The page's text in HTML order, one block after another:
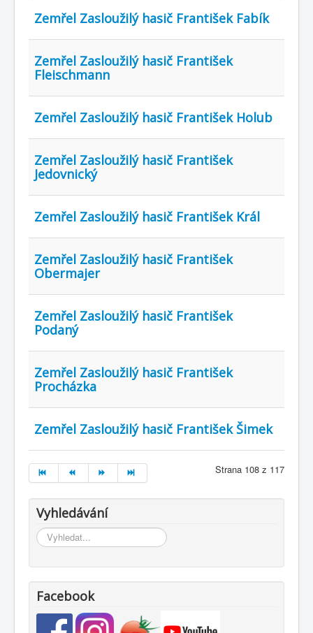
Zemřel Zasloužilý hasič František Fabík
Zemřel Zasloužilý hasič František
Fleischmann
Zemřel Zasloužilý hasič František Holub
Zemřel Zasloužilý hasič František
Jedovnický
Zemřel Zasloužilý hasič František Král
Zemřel Zasloužilý hasič František
Obermajer
Zemřel Zasloužilý hasič František
Podaný
Zemřel Zasloužilý hasič František
Procházka
Zemřel Zasloužilý hasič František Šimek
Strana 108 z 117
Vyhledávání
Vyhledávání...
Facebook